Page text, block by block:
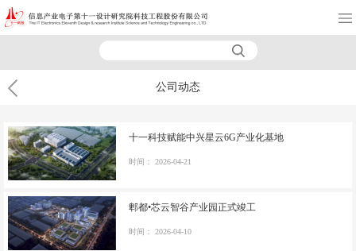
公司动态
十一科技赋能中兴星云6G产业化基地
时间： 2026-04-21
郫都•芯云智谷产业园正式竣工
时间： 2026-04-10